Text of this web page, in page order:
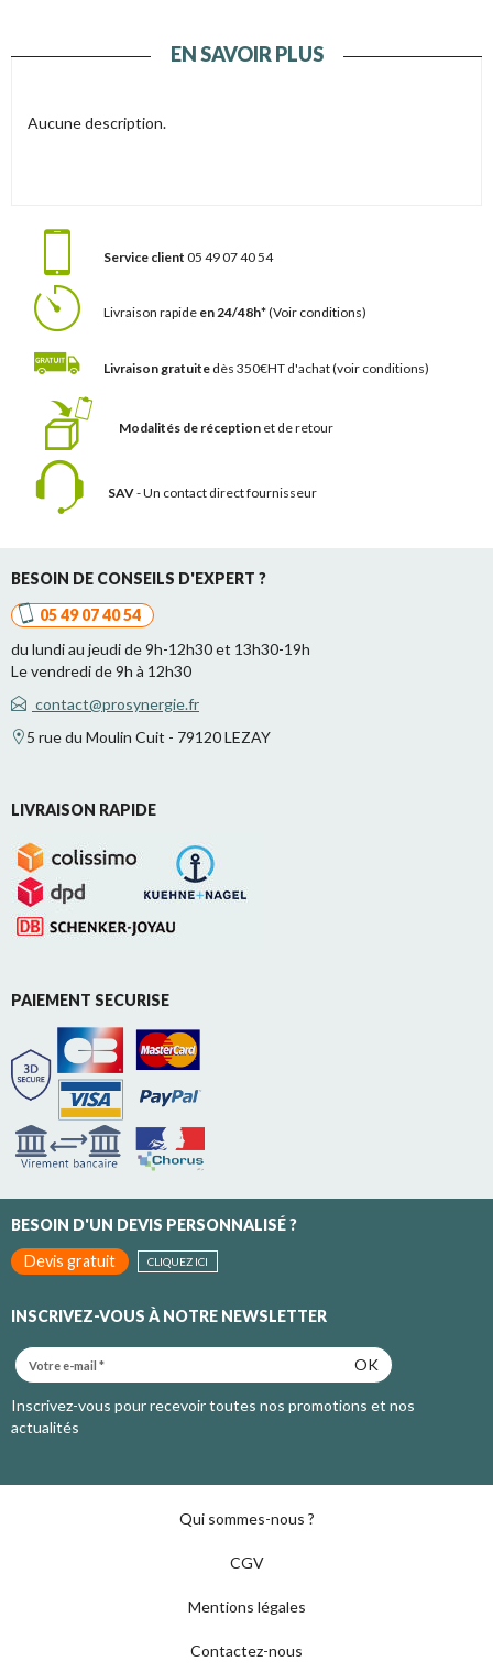
EN SAVOIR PLUS
Aucune description.
Service client 05 49 07 40 54
Livraison rapide en 24/48h*(Voir conditions)
Livraison gratuite dès 350€HT d'achat(voir conditions)
Modalités de réception et de retour
SAV- Un contact direct fournisseur
BESOIN DE CONSEILS D'EXPERT ?
05 49 07 40 54
du lundi au jeudi de 9h-12h30 et 13h30-19h
Le vendredi de 9h à 12h30
contact@prosynergie.fr
5 rue du Moulin Cuit - 79120 LEZAY
LIVRAISON RAPIDE
PAIEMENT SECURISE
BESOIN D'UN DEVIS PERSONNALISÉ ?
Devis gratuit
CLIQUEZ ICI
INSCRIVEZ-VOUS À NOTRE NEWSLETTER
OK
Inscrivez-vous pour recevoir toutes nos promotions et nos
actualités
Qui sommes-nous ?
CGV
Mentions légales
Contactez-nous